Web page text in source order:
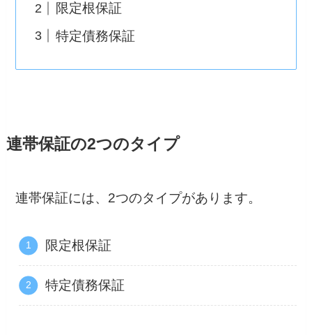
限定根保証
特定債務保証
連帯保証の2つのタイプ
連帯保証には、2つのタイプがあります。
限定根保証
特定債務保証